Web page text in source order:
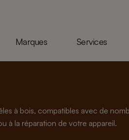
Marques Services
à bois, compatibles avec de
à la réparation de votre appareil.